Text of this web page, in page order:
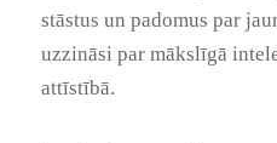
stāstus un padomus par
uzzināsi par mākslīgā
attīstībā.